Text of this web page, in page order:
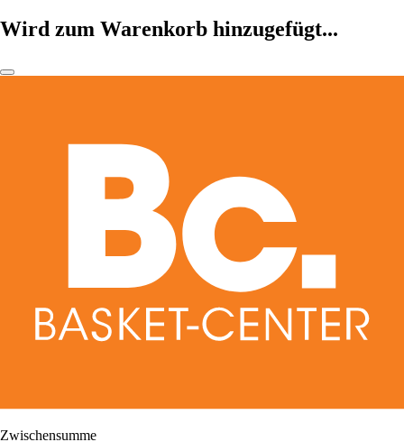
Wird zum Warenkorb hinzugefügt...
Zwischensumme